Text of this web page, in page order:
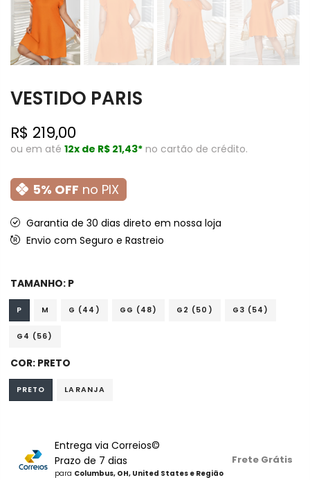
VESTIDO PARIS
R$ 219,00
ou em até 12x de R$ 21,43* no cartão de crédito.
5% OFF no PIX
Garantia de 30 dias direto em nossa loja
Envio com Seguro e Rastreio
TAMANHO: P
P M G (44) GG (48) G2 (50) G3 (54)
G4 (56)
COR: PRETO
PRETO LARANJA
Entrega via Correios©
Prazo de 7 dias
para Columbus, OH, United States e Região
Frete Grátis